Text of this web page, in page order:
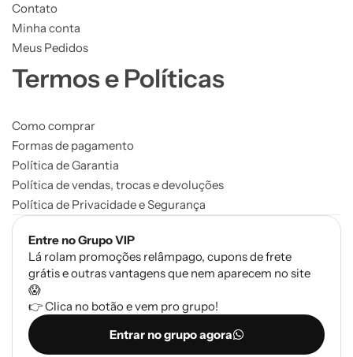
Contato
Minha conta
Meus Pedidos
Termos e Políticas
Como comprar
Formas de pagamento
Política de Garantia
Política de vendas, trocas e devoluções
Política de Privacidade e Segurança
Entre no Grupo VIP
Lá rolam promoções relâmpago, cupons de frete
grátis e outras vantagens que nem aparecem no site
😱
👉 Clica no botão e vem pro grupo!
Entrar no grupo agora